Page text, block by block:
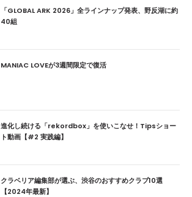
「GLOBAL ARK 2026」全ラインナップ発表、野反湖に約
40組
MANIAC LOVEが3週間限定で復活
進化し続ける「rekordbox」を使いこなせ！Tipsショー
ト動画【#2 実践編】
クラベリア編集部が選ぶ、渋谷のおすすめクラブ10選
【2024年最新】